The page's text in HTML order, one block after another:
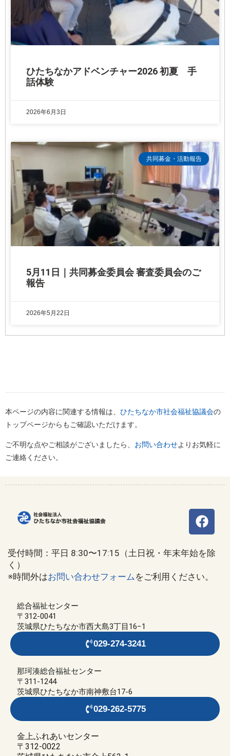
ひたちなかアドベンチャー2026 初夏 手
話体験
2026年6月3日
共同募金・活動報告
5月11日｜共同募金委員会 審査委員会のご
報告
2026年5月22日
本ページの内容に関連する情報は、 ひたちなか市社会福祉協議会の
トップページからもご確認いただけます。
ご不明な点やご相談がございましたら、 お問い合わせよりお気軽に
ご連絡ください。
受付時間：平日 8:30〜17:15（土日祝・年末年始を除
く）
※時間外はお問い合わせフォーム をご利用ください。
総合福祉センター
〒312-0041
茨城県ひたちなか市西大島3丁目16−1
029-274-3241
那珂湊総合福祉センター
〒311-1244
茨城県ひたちなか市南神敷台17-6
029-262-5775
金上ふれあいセンター
〒312-0022